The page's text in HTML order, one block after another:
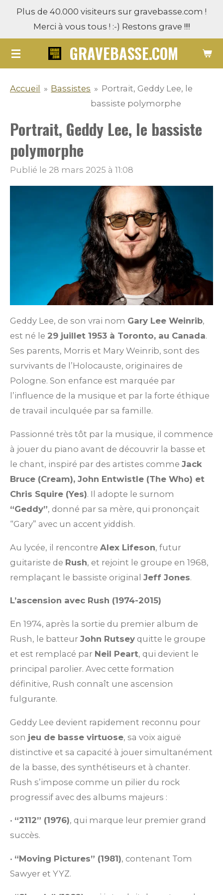
Passer
contenu
principal
GRAVEBASSE.COM
Plus de 40.000 visiteurs sur gravebasse.com !
Merci à vous tous ! :-) Restons grave !!!!
Accueil » Bassistes » Portrait, Geddy Lee, le
bassiste polymorphe
Portrait, Geddy Lee, le bassiste
polymorphe
Publié le 28 mars 2025 à 11:08
Geddy Lee, de son vrai nom Gary Lee Weinrib,
est né le 29 juillet 1953 à Toronto, au Canada.
Ses parents, Morris et Mary Weinrib, sont des
survivants de l’Holocauste, originaires de
Pologne. Son enfance est marquée par
l’influence de la musique et par la forte éthique
de travail inculquée par sa famille.
Passionné très tôt par la musique, il commence
à jouer du piano avant de découvrir la basse et
le chant, inspiré par des artistes comme Jack
Bruce (Cream), John Entwistle (The Who) et
Chris Squire (Yes). Il adopte le surnom
“Geddy”, donné par sa mère, qui prononçait
“Gary” avec un accent yiddish.
Au lycée, il rencontre Alex Lifeson, futur
guitariste de Rush, et rejoint le groupe en 1968,
remplaçant le bassiste original Jeff Jones.
L’ascension avec Rush (1974-2015)
En 1974, après la sortie du premier album de
Rush, le batteur John Rutsey quitte le groupe
et est remplacé par Neil Peart, qui devient le
principal parolier. Avec cette formation
définitive, Rush connaît une ascension
fulgurante.
Geddy Lee devient rapidement reconnu pour
son jeu de basse virtuose, sa voix aiguë
distinctive et sa capacité à jouer simultanément
de la basse, des synthétiseurs et à chanter.
Rush s’impose comme un pilier du rock
progressif avec des albums majeurs :
• “2112” (1976), qui marque leur premier grand
succès.
• “Moving Pictures” (1981), contenant Tom
Sawyer et YYZ.